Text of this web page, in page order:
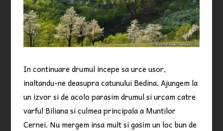
In continuare drumul incepe sa urce usor,
inaltandu-ne deasupra catunului Bedina. Ajungem la
un izvor si de acolo parasim drumul si urcam catre
varful Biliana si culmea principala a Muntilor
Cernei. Nu mergem insa mult si gasim un loc bun de